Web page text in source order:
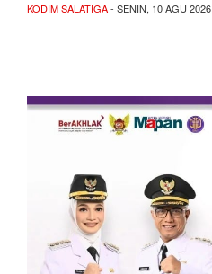
KODIM SALATIGA- SENIN, 10 AGU 2026